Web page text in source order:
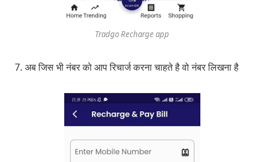
Tradgo Recharge app
7. अब जिस भी नंबर को आप रिचार्ज करना चाहते है वो नंबर लिखना है